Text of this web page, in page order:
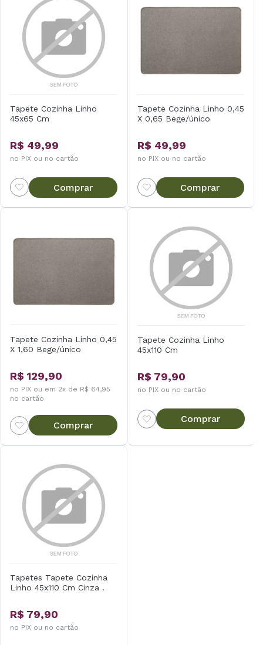
Tapete Cozinha Linho
45x65 Cm
R$ 49,99
no PIX ou no cartão
Comprar
Tapete Cozinha Linho 0,45
X 0,65 Bege/único
R$ 49,99
no PIX ou no cartão
Comprar
Tapete Cozinha Linho 0,45
X 1,60 Bege/único
R$ 129,90
no PIX ou em 2x de R$ 64,95
no cartão
Comprar
Tapete Cozinha Linho
45x110 Cm
R$ 79,90
no PIX ou no cartão
Comprar
Tapetes Tapete Cozinha
Linho 45x110 Cm Cinza .
R$ 79,90
no PIX ou no cartão